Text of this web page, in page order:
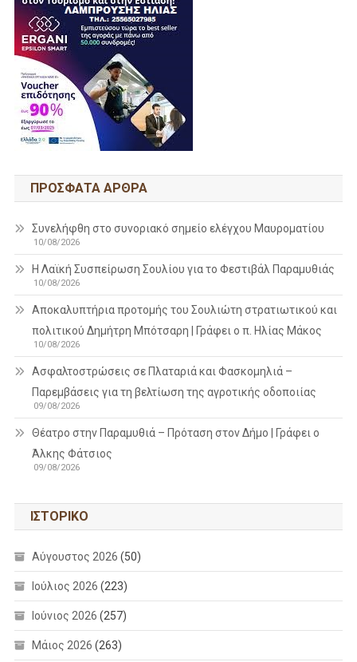
ΠΡΌΣΦΑΤΑ ΆΡΘΡΑ
Συνελήφθη στο συνοριακό σημείο ελέγχου Μαυροματίου
10/08/2026
Η Λαϊκή Συσπείρωση Σουλίου για το Φεστιβάλ Παραμυθιάς
10/08/2026
Aποκαλυπτήρια προτομής του Σουλιώτη στρατιωτικού και
πολιτικού Δημήτρη Μπότσαρη | Γράφει ο π. Ηλίας Μάκος
10/08/2026
Ασφαλτοστρώσεις σε Πλαταριά και Φασκομηλιά –
Παρεμβάσεις για τη βελτίωση της αγροτικής οδοποιίας
09/08/2026
Θέατρο στην Παραμυθιά – Πρόταση στον Δήμο | Γράφει ο
Άλκης Φάτσιος
09/08/2026
ΙΣΤΟΡΙΚΌ
Αύγουστος 2026 (50)
Ιούλιος 2026 (223)
Ιούνιος 2026 (257)
Μάιος 2026 (263)